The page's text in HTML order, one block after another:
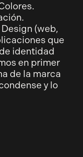
(web,
que
identidad
en primer
de la marca
y lo